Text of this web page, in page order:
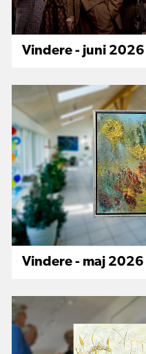
Vindere - juni 2026
Vindere - maj 2026